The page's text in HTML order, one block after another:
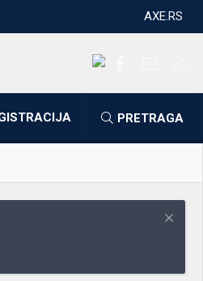
AXE.RS
PRETRAGA